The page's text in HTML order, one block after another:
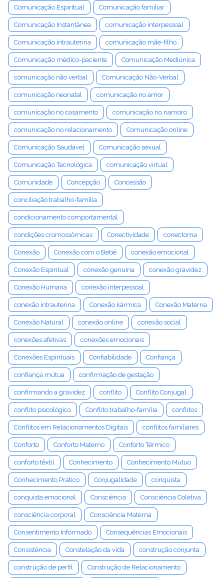
Comunicação Espiritual Comunicação familiar
Comunicação Instantânea comunicação interpessoal
Comunicação intrauterina comunicação mãe-filho
Comunicação médico-paciente Comunicação Mediúnica
comunicação não verbal Comunicação Não-Verbal
comunicação neonatal comunicação no amor
comunicação no casamento comunicação no namoro
comunicação no relacionamento Comunicação online
Comunicação Saudável Comunicação sexual
Comunicação Tecnológica comunicação virtual
Comunidade Concepção Concessão
conciliação trabalho-família
condicionamento comportamental
condições cromossômicas Conectividade conectoma
Conexão Conexão com o Bebê conexão emocional
Conexão Espiritual conexão genuína conexão gravidez
Conexão Humana conexão interpessoal
conexão intrauterina Conexão kármica Conexão Materna
Conexão Natural conexão online conexão social
conexões afetivas conexões emocionais
Conexões Espirituais Confiabilidade Confiança
confiança mútua confirmação de gestação
confirmando a gravidez conflito Conflito Conjugal
conflito psicológico Conflito trabalho-família conflitos
Conflitos em Relacionamentos Digitais conflitos familiares
Conforto Conforto Materno Conforto Térmico
conforto têxtil Conhecimento Conhecimento Mútuo
Conhecimento Prático Conjugalidade conquista
conquista emocional Consciência Consciência Coletiva
consciência corporal Consciência Materna
Consentimento Informado Consequências Emocionais
Consistência Constelação da vida construção conjunta
construção de perfil Construção de Relacionamento